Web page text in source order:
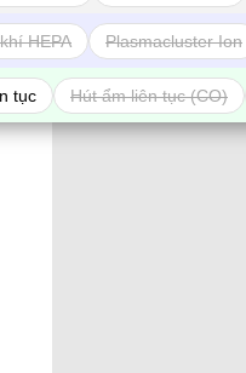
HEPA Plasmacluster Ion
tục Hút ẩm liên tục (CO)
xe
độ